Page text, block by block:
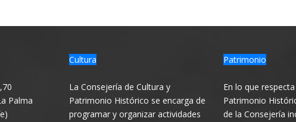
Palma
Cultura
La Consejería de Cultura y
Patrimonio Histórico se encarga de
programar y organizar actividades
Patrimonio
En lo que
Patrimonio
de la Consejería